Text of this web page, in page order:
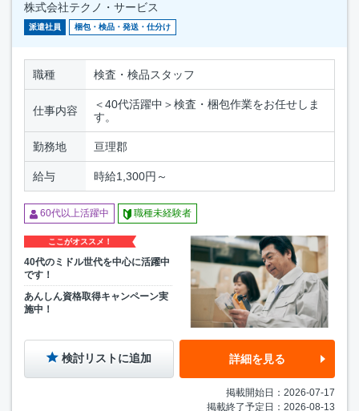
株式会社テクノ・サービス
派遣社員 梱包・検品・発送・仕分け
職種 検査・検品スタッフ
仕事内容
＜40代活躍中＞検査・梱包作業をお任せしま
す。
勤務地 亘理郡
給与 時給1,300円～
60代以上活躍中 職種未経験者
ここがオススメ！
40代のミドル世代を中心に活躍中
です！
あんしん資格取得キャンペーン実
施中！
検討リストに追加 詳細を見る
掲載開始日：2026-07-17
掲載終了予定日：2026-08-13